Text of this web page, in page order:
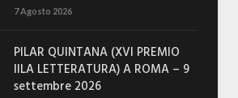
7 Agosto 2026
PILAR QUINTANA (XVI PREMIO
IILA LETTERATURA) A ROMA – 9
settembre 2026